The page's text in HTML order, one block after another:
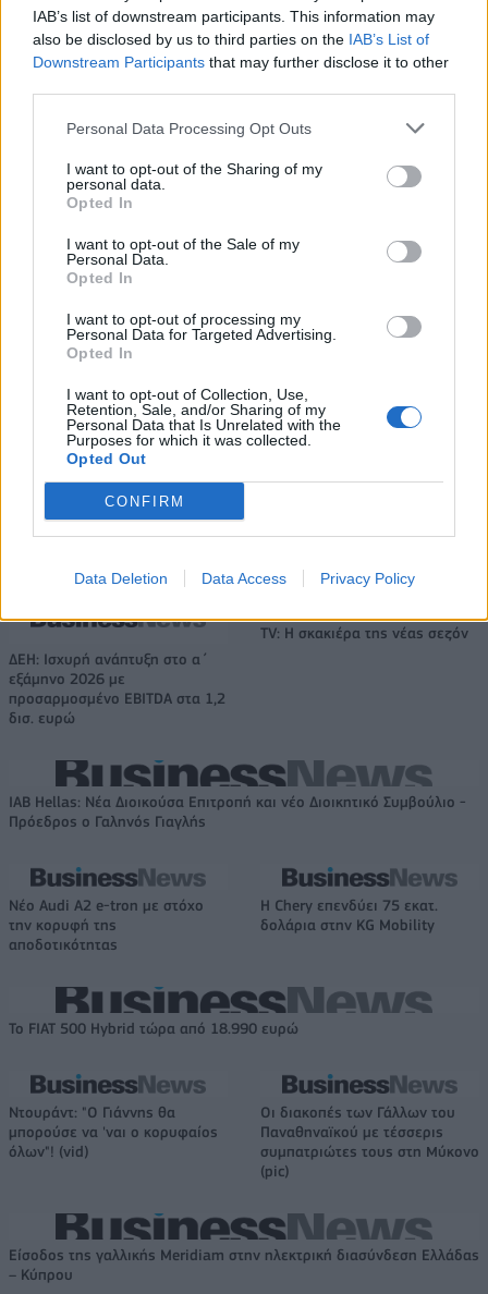
IAB’s list of downstream participants. This information may
also be disclosed by us to third parties on the IAB’s List of
Downstream Participants that may further disclose it to other
Personal Data Processing Opt Outs
I want to opt-out of the Sharing of my
personal data.
Opted In
I want to opt-out of the Sale of my
Personal Data.
Opted In
I want to opt-out of processing my
Personal Data for Targeted Advertising.
Opted In
I want to opt-out of Collection, Use,
Retention, Sale, and/or Sharing of my
Personal Data that Is Unrelated with the
Purposes for which it was collected.
Opted Out
CONFIRM
Data Deletion Data Access Privacy Policy
Με Λιθουανία στον προημιτελικό του Ευρωπαϊκού Β' κατ. η Εθνική
Νεανίδων
Αλέξης Γιαννούλιας: Υποψήφιος
παίκτης του Πανιώνιου
Evergood: Άγγιξε τα 300 εκατ. ο
τζίρος- Στα 10 εκατ. ευρώ το
τίμημα για το 60% του
Jackaroo
ΔΕΗ: Ισχυρή ανάπτυξη στο α΄
εξάμηνο 2026 με
προσαρμοσμένο EBITDA στα 1,2
δισ. ευρώ
TV: Η σκακιέρα της νέας σεζόν
IAB Hellas: Νέα Διοικούσα Επιτροπή και νέο Διοικητικό Συμβούλιο -
Πρόεδρος ο Γαληνός Γιαγλής
Νέο Audi A2 e-tron με στόχο
την κορυφή της
αποδοτικότητας
Η Chery επενδύει 75 εκατ.
δολάρια στην KG Mobility
Το FIAT 500 Hybrid τώρα από 18.990 ευρώ
Ντουράντ: "Ο Γιάννης θα
μπορούσε να 'ναι ο κορυφαίος
όλων"! (vid)
Οι διακοπές των Γάλλων του
Παναθηναϊκού με τέσσερις
συμπατριώτες τους στη Μύκονο
(pic)
Είσοδος της γαλλικής Meridiam στην ηλεκτρική διασύνδεση Ελλάδας
– Κύπρου